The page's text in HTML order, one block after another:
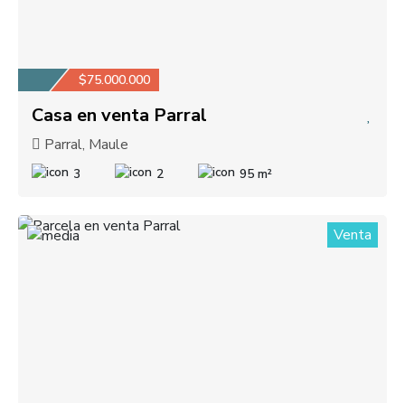
$75.000.000
Casa en venta Parral
Parral, Maule
3 2 95 m²
1 Venta